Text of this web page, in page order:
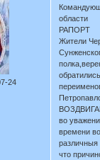
24
РАПОРТ
Жители
во
времени
различныя
что